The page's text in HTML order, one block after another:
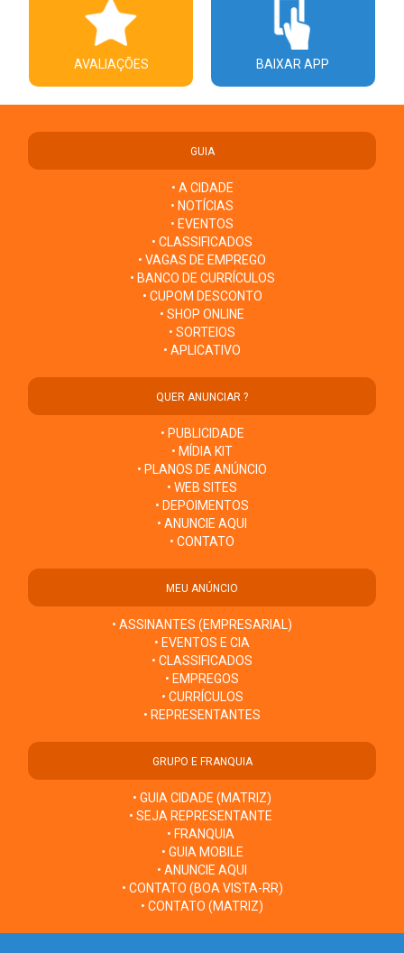
AVALIAÇÕES BAIXAR APP
GUIA
• A CIDADE
• NOTÍCIAS
• EVENTOS
• CLASSIFICADOS
• VAGAS DE EMPREGO
• BANCO DE CURRÍCULOS
• CUPOM DESCONTO
• SHOP ONLINE
• SORTEIOS
• APLICATIVO
QUER ANUNCIAR ?
• PUBLICIDADE
• MÍDIA KIT
• PLANOS DE ANÚNCIO
• WEB SITES
• DEPOIMENTOS
• ANUNCIE AQUI
• CONTATO
MEU ANÚNCIO
• ASSINANTES (EMPRESARIAL)
• EVENTOS E CIA
• CLASSIFICADOS
• EMPREGOS
• CURRÍCULOS
• REPRESENTANTES
GRUPO E FRANQUIA
• GUIA CIDADE (MATRIZ)
• SEJA REPRESENTANTE
• FRANQUIA
• GUIA MOBILE
• ANUNCIE AQUI
• CONTATO (BOA VISTA-RR)
• CONTATO (MATRIZ)